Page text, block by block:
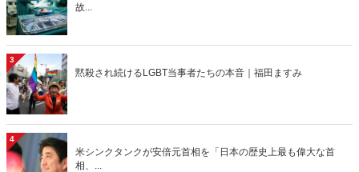
故...
3
黙殺され続けるLGBT当事者たちの本音｜福田ますみ
4
米シンクタンクが安倍元首相を「日本の歴史上最も偉大な首
相、...